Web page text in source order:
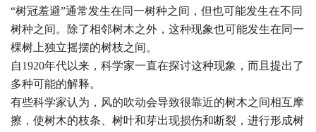
“树冠羞避”通常发生在同一树种之间，但也可能发生在不同
树种之间。除了相邻树木之外，这种现象也可能发生在同一
棵树上独立摇摆的树枝之间。
自1920年代以来，科学家一直在探讨这种现象，而且提出了
多种可能的解释。
有些科学家认为，风的吹动会导致很靠近的树木之间相互摩
擦，使树木的枝条、树叶和芽出现损伤和断裂，进行形成树